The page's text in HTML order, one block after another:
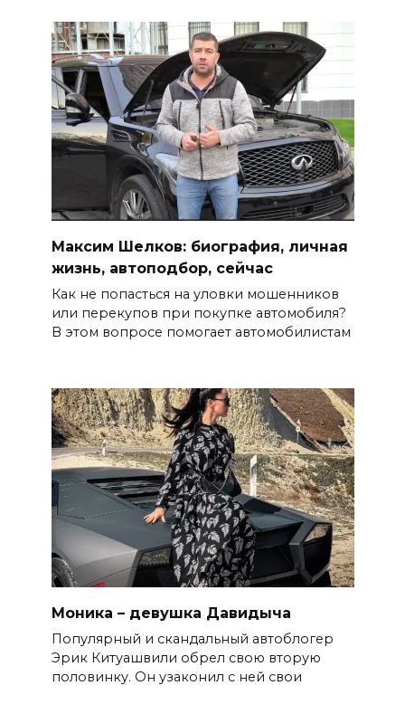
Максим Шелков: биография, личная
жизнь, автоподбор, сейчас
Как не попасться на уловки мошенников
или перекупов при покупке автомобиля?
В этом вопросе помогает автомобилистам
Моника – девушка Давидыча
Популярный и скандальный автоблогер
Эрик Китуашвили обрел свою вторую
половинку. Он узаконил с ней свои